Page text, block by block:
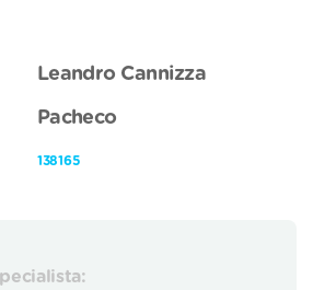
Leandro Cannizza
Pacheco
138165